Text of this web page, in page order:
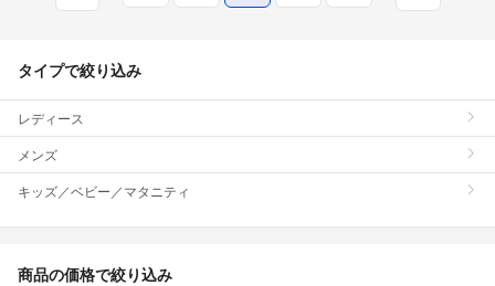
タイプで絞り込み
レディース
メンズ
キッズ／ベビー／マタニティ
商品の価格で絞り込み